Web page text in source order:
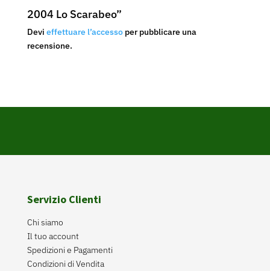
2004 Lo Scarabeo”
Devi effettuare l’accessoper pubblicare una
recensione.
Servizio Clienti
Chi siamo
Il tuo account
Spedizioni e Pagamenti
Condizioni di Vendita